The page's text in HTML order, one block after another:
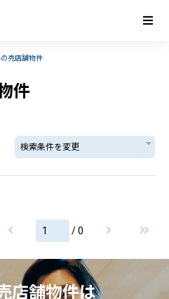
売店舗物件
件
検索条件を変更
/ 0
店舗物件は